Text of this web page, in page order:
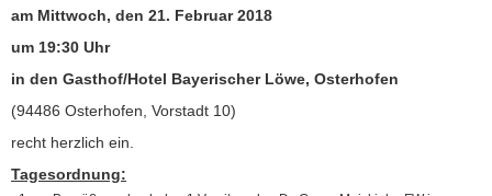
am Mittwoch, den 21. Februar 2018
um 19:30 Uhr
in den Gasthof/Hotel Bayerischer Löwe, Osterhofen
(94486 Osterhofen, Vorstadt 10)
recht herzlich ein.
Tagesordnung: